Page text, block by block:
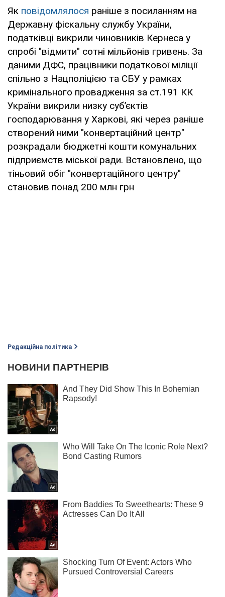
Як повідомлялося раніше з посиланням на
Державну фіскальну службу України,
податківці викрили чиновників Кернеса у
спробі "відмити" сотні мільйонів гривень. За
даними ДФС, працівники податкової міліції
спільно з Нацполіцією та СБУ у рамках
кримінального провадження за ст.191 КК
України викрили низку суб’єктів
господарювання у Харкові, які через раніше
створений ними "конвертаційний центр"
розкрадали бюджетні кошти комунальних
підприємств міської ради. Встановлено, що
тіньовий обіг "конвертаційного центру"
становив понад 200 млн грн
Редакційна політика